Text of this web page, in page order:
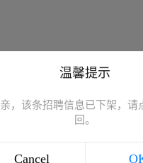
温馨提示
亲，该条招聘信息已下架，请
回。
Cancel